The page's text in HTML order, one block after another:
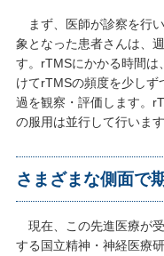
まず、医師が診察を行
象となった患者さんは、
す。rTMSにかかる時間
けてrTMSの頻度を少し
過を観察・評価します。
の服用は並行して行います
さまざまな側面で
現在、この先進医療が
する国立精神・神経医療